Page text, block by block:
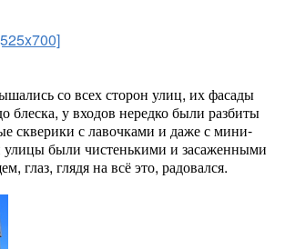
со всех сторон улиц, их фасады
блеска, у входов нередко были разбиты
скверики с лавочками и даже с мини-
были чистенькими и засаженными
глаз, глядя на всё это, радовался.